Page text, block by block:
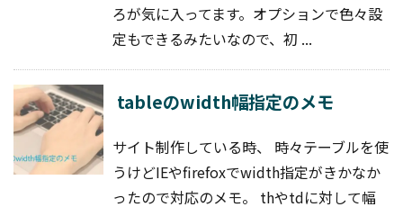
ろが気に入ってます。オプションで色々設
定もできるみたいなので、初 ...
tableのwidth幅指定のメモ
サイト制作している時、 時々テーブルを使
うけどIEやfirefoxでwidth指定がきかなか
ったので対応のメモ。 thやtdに対して幅